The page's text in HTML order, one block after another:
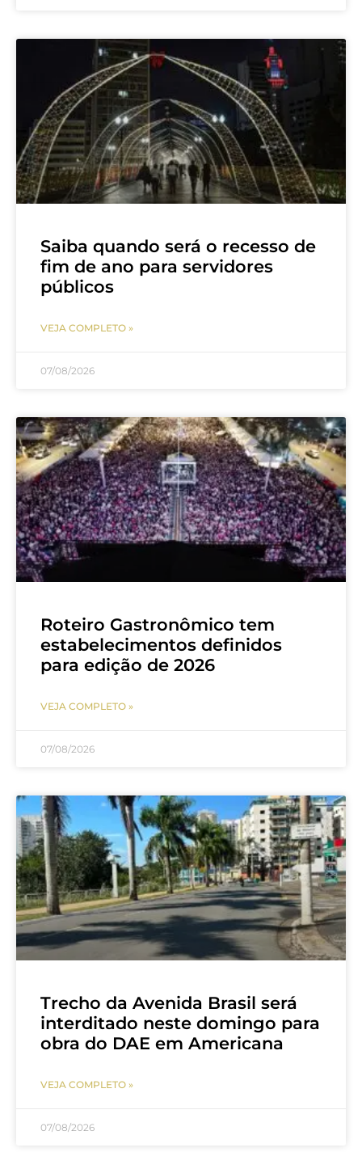
Saiba quando será o recesso de
fim de ano para servidores
públicos
VEJA COMPLETO »
07/08/2026
Roteiro Gastronômico tem
estabelecimentos definidos
para edição de 2026
VEJA COMPLETO »
07/08/2026
Trecho da Avenida Brasil será
interditado neste domingo para
obra do DAE em Americana
VEJA COMPLETO »
07/08/2026